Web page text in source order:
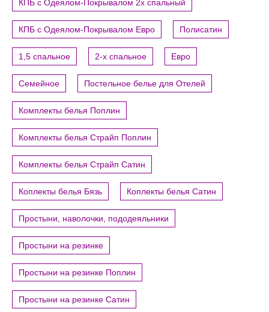
КПБ с Одеялом-Покрывалом 2х спальный
КПБ с Одеялом-Покрывалом Евро Полисатин
1,5 спальное 2-х спальное Евро
Семейное Постельное белье для Отелей
Комплекты белья Поплин
Комплекты белья Страйп Поплин
Комплекты белья Страйп Сатин
Коплекты белья Бязь Коплекты белья Сатин
Простыни, наволочки, пододеяльники
Простыни на резинке
Простыни на резинке Поплин
Простыни на резинке Сатин